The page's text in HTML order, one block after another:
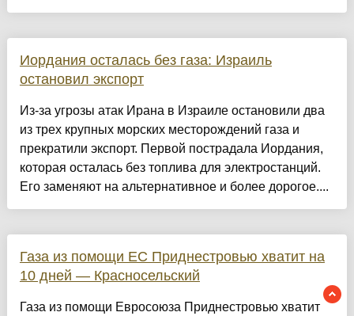
Иордания осталась без газа: Израиль
остановил экспорт
Из-за угрозы атак Ирана в Израиле остановили два
из трех крупных морских месторождений газа и
прекратили экспорт. Первой пострадала Иордания,
которая осталась без топлива для электростанций.
Его заменяют на альтернативное и более дорогое....
Газа из помощи ЕС Приднестровью хватит на
10 дней — Красносельский
Газа из помощи Евросоюза Приднестровью хватит